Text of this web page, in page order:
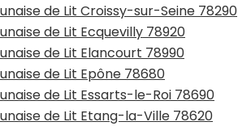
de Lit Croissy-sur-Seine 78290
de Lit Ecquevilly 78920
de Lit Elancourt 78990
de Lit Epône 78680
de Lit Essarts-le-Roi 78690
de Lit Etang-la-Ville 78620